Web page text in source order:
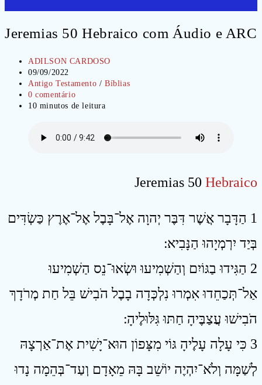
Jeremias 50 Hebraico com Áudio e ARC
Autor
do
post:
ADILSON CARDOSO
Post
publicado:
09/09/2022
Categoria
do
post:
Antigo Testamento / Bíblias
Comentários
do
0 comentário
Tempo
10 minutos de leitura
Jeremias 50 Hebraico
1 הַדָּבָר אֲשֶׁר דִּבֶּר יְהוָה אֶל־בָּבֶל אֶל־אֶרֶץ כַּשְׂדִּים
בְּיַד יִרְמְיָהוּ הַנָּבִיא ׃
2 הַגִּידוּ בַגּוֹיִם וְהַשְׁמִיעוּ וּשְׂאוּ־נֵס הַשְׁמִיעוּ
אַל־תְּכַחֵדוּ אִמְרוּ נִלְכְּדָה בָבֶל הֹבִישׁ בֵּל חַת מְרֹדָךְ
הֹבִישׁוּ עֲצַבֶּיהָ חַתּוּ גִּלּוּלֶיהָ ׃
3 כִּי עָלָה עָלֶיהָ גּוֹי מִצָּפוֹן הוּא־יָשִׁית אֶת־אַרְצָהּ
לְשַׁמָּה וְלֹא־יִהְיֶה יוֹשֵׁב בָּהּ מֵאָדָם וְעַד־בְּהֵמָה נָדוּ